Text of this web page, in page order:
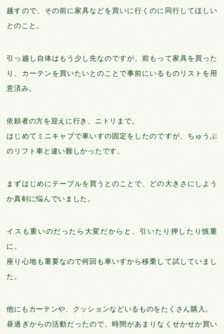
越すので、その前に家具などを買いに行くのに同行してほしい
とのこと。
引っ越し自体はもう少し先なのですが、前もって家具を買った
り、カーテンを買いたいとのことで事前にいるものリストを用
意済み。
依頼者の方を迎えに行き、ニトリまで。
はじめてミニキャブで車いすの固定をしたのですが、ちゅうぶ
のリフト車と違い難しかったです。
まずはじめにテーブルを買うとのことで、どの大きさにしよう
か真剣に悩んでいました。
イスも重いのだったら大変だからと、引いたり押したり慎重
に。
座り心地も重要なので何回も車いすから移乗して試していまし
た。
他にもカーテンや、クッションなどいるものをたくさん購入。
昼過ぎからの活動だったので、時間があまりなくせかせか買い